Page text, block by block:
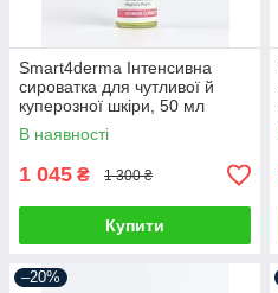
Smart4derma Інтенсивна
сироватка для чутливої й
куперозної шкіри, 50 мл
В наявності
1 045 ₴ 1 300 ₴
Купити
–20%